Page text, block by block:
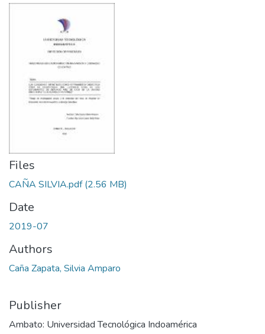
Files
CAÑA SILVIA.pdf(2.56 MB)
Date
2019-07
Authors
Caña Zapata, Silvia Amparo
Publisher
Ambato: Universidad Tecnológica Indoamérica